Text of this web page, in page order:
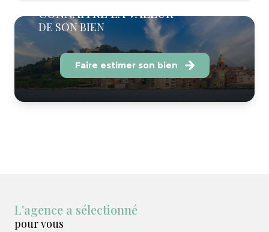
CONNAITRE LA VALEUR
DE SON BIEN
Faire estimer son bien
L'agence a sélectionné
pour vous